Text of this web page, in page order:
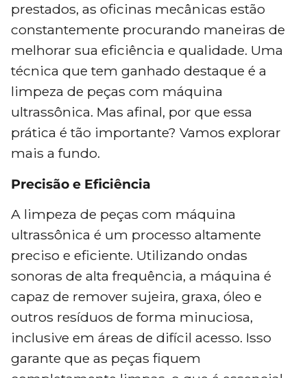
prestados, as oficinas mecânicas estão
constantemente procurando maneiras de
melhorar sua eficiência e qualidade. Uma
técnica que tem ganhado destaque é a
limpeza de peças com máquina
ultrassônica. Mas afinal, por que essa
prática é tão importante? Vamos explorar
mais a fundo.
Precisão e Eficiência
A limpeza de peças com máquina
ultrassônica é um processo altamente
preciso e eficiente. Utilizando ondas
sonoras de alta frequência, a máquina é
capaz de remover sujeira, graxa, óleo e
outros resíduos de forma minuciosa,
inclusive em áreas de difícil acesso. Isso
garante que as peças fiquem